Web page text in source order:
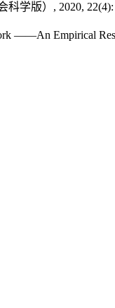
学版）, 2020, 22(4):
——An Empirical